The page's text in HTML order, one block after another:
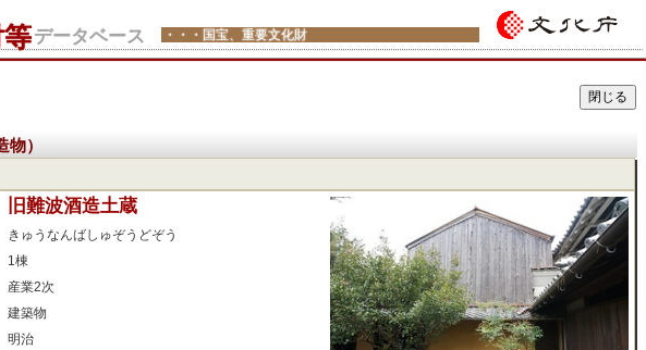
データベース ・・・国宝、重要文化財
）
旧難波酒造土蔵
きゅうなんばしゅぞうどぞう
1棟
産業2次
建築物
明治